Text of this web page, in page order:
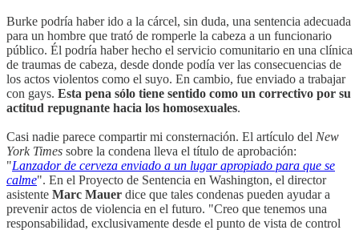
Burke podría haber ido a la cárcel, sin duda, una sentencia adecuada
para un hombre que trató de romperle la cabeza a un funcionario
público. Él podría haber hecho el servicio comunitario en una clínica
de traumas de cabeza, desde donde podía ver las consecuencias de
los actos violentos como el suyo. En cambio, fue enviado a trabajar
con gays. Esta pena sólo tiene sentido como un correctivo por su
actitud repugnante hacia los homosexuales.
Casi nadie parece compartir mi consternación. El artículo del New
York Times sobre la condena lleva el título de aprobación:
"Lanzador de cerveza enviado a un lugar apropiado para que se
calme". En el Proyecto de Sentencia en Washington, el director
asistente Marc Mauer dice que tales condenas pueden ayudar a
prevenir actos de violencia en el futuro. "Creo que tenemos una
responsabilidad, exclusivamente desde el punto de vista de control